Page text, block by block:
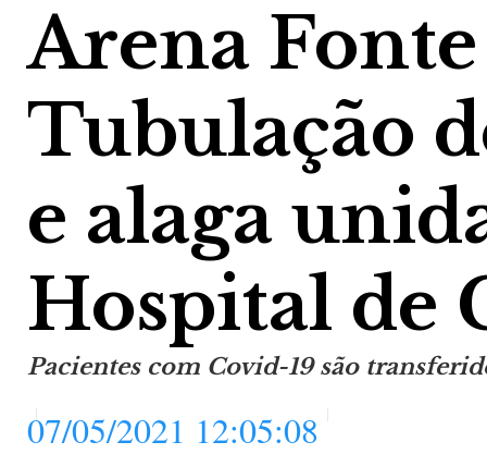
Arena
Tubulação
e alaga
Hospital de
Pacientes com Covid-19 são
07/05/2021 12:05:08